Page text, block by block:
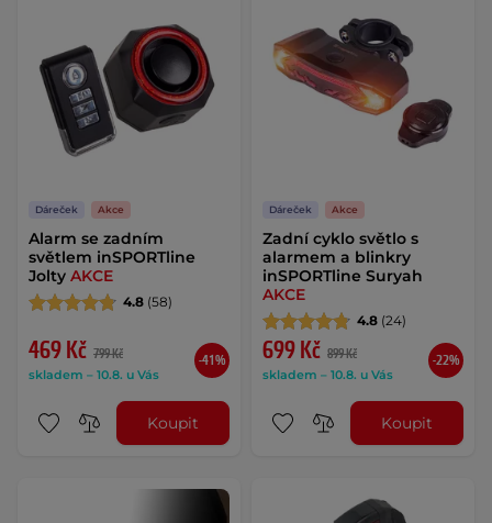
Dáreček Akce
Alarm se zadním
světlem inSPORTline
Jolty AKCE
4.8 (58)
469 Kč 799 Kč
skladem – 10.8. u Vás
-41%
Koupit
Dáreček Akce
Zadní cyklo světlo s
alarmem a blinkry
inSPORTline Suryah
AKCE
4.8 (24)
699 Kč 899 Kč
skladem – 10.8. u Vás
-22%
Koupit